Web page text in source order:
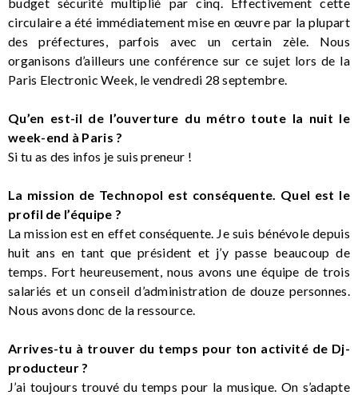
circulaire a été immédiatement mise en œuvre par la plupart
des préfectures, parfois avec un certain zèle. Nous
organisons d’ailleurs une conférence sur ce sujet lors de la
Paris Electronic Week, le vendredi 28 septembre.
Qu’en est-il de l’ouverture du métro toute la nuit le
week-end à Paris ?
Si tu as des infos je suis preneur !
La mission de Technopol est conséquente. Quel est le
profil de l’équipe ?
La mission est en effet conséquente. Je suis bénévole depuis
huit ans en tant que président et j’y passe beaucoup de
temps. Fort heureusement, nous avons une équipe de trois
salariés et un conseil d’administration de douze personnes.
Nous avons donc de la ressource.
Arrives-tu à trouver du temps pour ton activité de Dj-
producteur ?
J’ai toujours trouvé du temps pour la musique. On s’adapte